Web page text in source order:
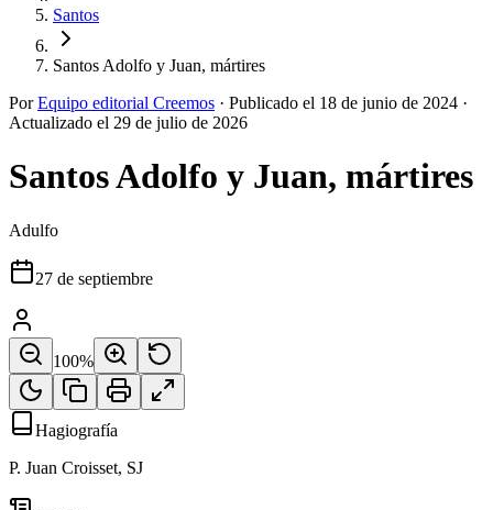
Santos
Santos Adolfo y Juan, mártires
Por Equipo editorial Creemos · Publicado el 18 de junio de 2024 ·
Actualizado el 29 de julio de 2026
Santos Adolfo y Juan, mártires
Adulfo
27 de septiembre
100%
Hagiografía
P. Juan Croisset, SJ